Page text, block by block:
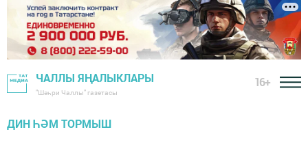
ЧАЛЛЫ ЯҢАЛЫКЛАРЫ
"Шәһри Чаллы" газетасы
16+
ДИН ҺӘМ ТОРМЫШ